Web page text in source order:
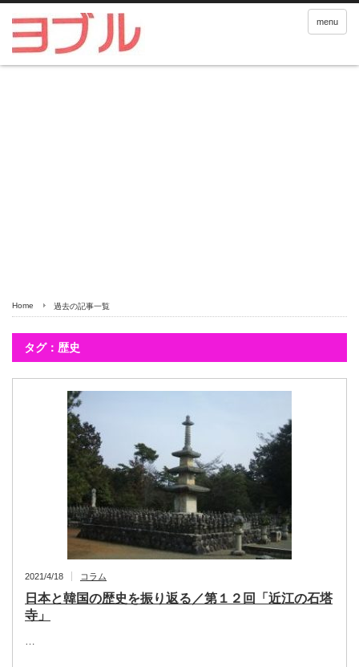
menu
Home 過去の記事一覧
タグ：歴史
2021/4/18 コラム
日本と韓国の歴史を振り返る／第１２回「近江の石塔
寺」
…